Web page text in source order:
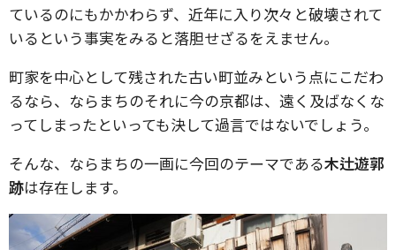
ているのにもかかわらず、近年に入り次々と破壊されて
いるという事実をみると落胆せざるをえません。
町家を中心として残された古い町並みという点にこだわ
るなら、ならまちのそれに今の京都は、遠く及ばなくな
ってしまったといっても決して過言ではないでしょう。
そんな、ならまちの一画に今回のテーマである木辻遊郭
跡は存在します。